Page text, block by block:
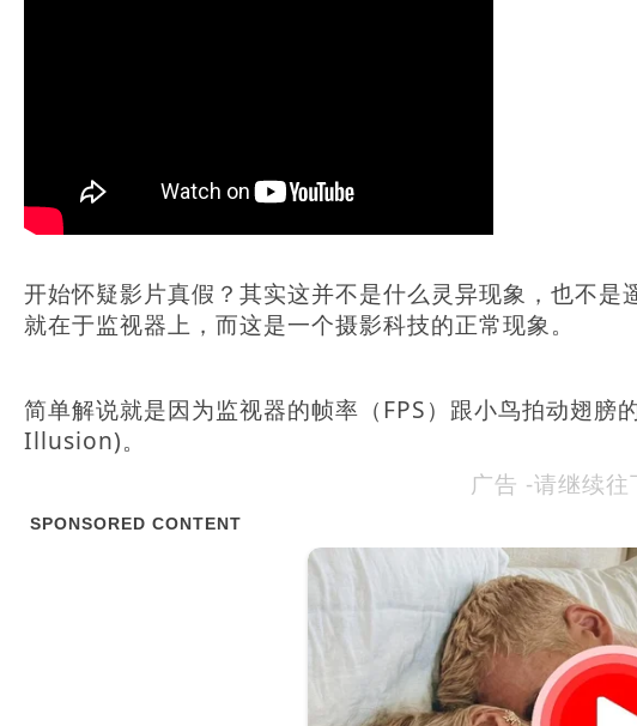
开始怀疑影片真假？其实这并不是什么灵异现象，也不
就在于监视器上，而这是一个摄影科技的正常现象。
简单解说就是因为监视器的帧率（FPS）跟小鸟拍动翅
Illusion)。
广告 -请继续往